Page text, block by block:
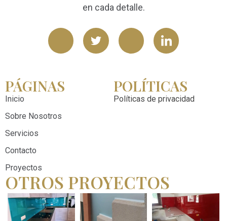
en cada detalle.
PÁGINAS
Inicio
Sobre Nosotros
Servicios
Contacto
Proyectos
POLÍTICAS
Políticas de privacidad
OTROS PROYECTOS